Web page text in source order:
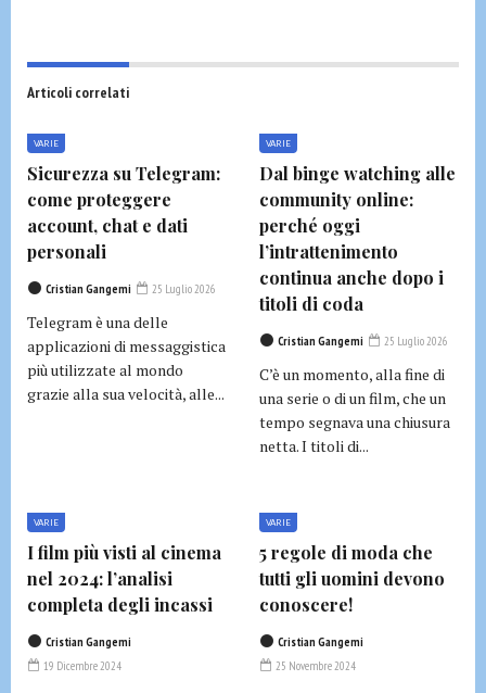
Articoli correlati
VARIE
Sicurezza su Telegram:
come proteggere
account, chat e dati
personali
Cristian Gangemi 25 Luglio 2026
Telegram è una delle
applicazioni di messaggistica
più utilizzate al mondo
grazie alla sua velocità, alle...
VARIE
Dal binge watching alle
community online:
perché oggi
l’intrattenimento
continua anche dopo i
titoli di coda
Cristian Gangemi 25 Luglio 2026
C’è un momento, alla fine di
una serie o di un film, che un
tempo segnava una chiusura
netta. I titoli di...
VARIE
I film più visti al cinema
nel 2024: l’analisi
completa degli incassi
Cristian Gangemi
19 Dicembre 2024
VARIE
5 regole di moda che
tutti gli uomini devono
conoscere!
Cristian Gangemi
25 Novembre 2024